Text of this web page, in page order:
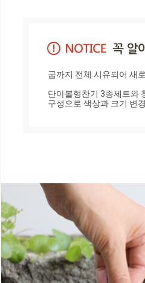
굽까지 전체 시유되어 새
단아볼형찬기 3종세트와
구성으로 색상과 크기 변